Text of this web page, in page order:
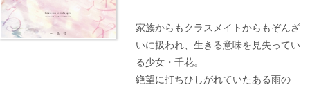
家族からもクラスメイトからもぞんざ
いに扱われ、生きる意味を見失ってい
る少女・千花。
絶望に打ちひしがれていたある雨の